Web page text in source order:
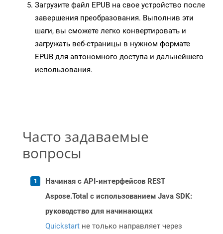
Загрузите файл EPUB на свое устройство после
завершения преобразования. Выполнив эти
шаги, вы сможете легко конвертировать и
загружать веб-страницы в нужном формате
EPUB для автономного доступа и дальнейшего
использования.
Часто задаваемые
вопросы
Начиная с API-интерфейсов REST
Aspose.Total с использованием Java SDK:
руководство для начинающих
Quickstart не только направляет через